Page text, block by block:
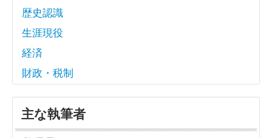
歴史認識
生涯現役
経済
財政・税制
主な執筆者